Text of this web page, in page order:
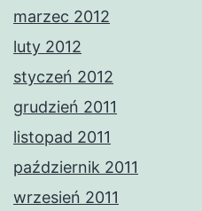
marzec 2012
luty 2012
styczeń 2012
grudzień 2011
listopad 2011
październik 2011
wrzesień 2011